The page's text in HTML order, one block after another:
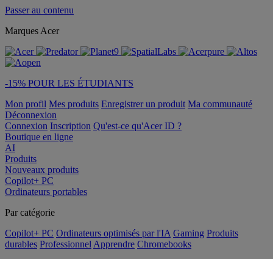
Passer au contenu
Marques Acer
-15% POUR LES ÉTUDIANTS
Mon profil Mes produits Enregistrer un produit Ma communauté
Déconnexion
Connexion Inscription Qu'est-ce qu'Acer ID ?
Boutique en ligne
AI
Produits
Nouveaux produits
Copilot+ PC
Ordinateurs portables
Par catégorie
Copilot+ PC Ordinateurs optimisés par l'IA Gaming Produits
durables Professionnel Apprendre Chromebooks